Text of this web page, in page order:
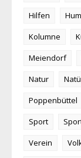
Hilfen
Kolumne
Meiendorf
Natur
Poppenbüttel
Sport
Verein